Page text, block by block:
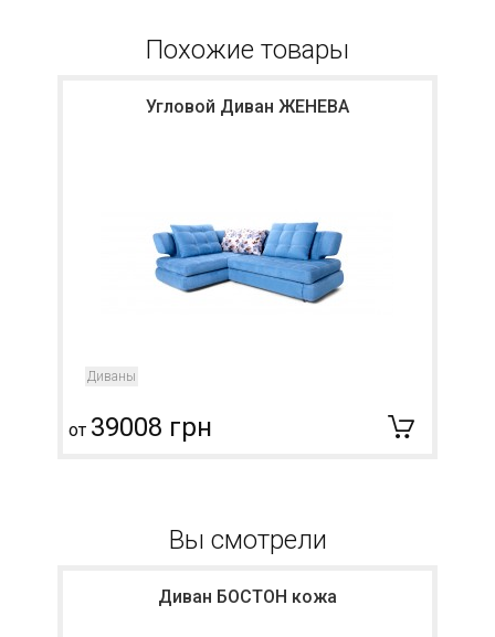
Похожие товары
Угловой Диван ЖЕНЕВА
Диваны
от 39008 грн
Вы смотрели
Диван БОСТОН кожа